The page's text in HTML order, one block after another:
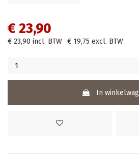
€ 23,90
€ 23,90 incl. BTW € 19,75 excl. BTW
In